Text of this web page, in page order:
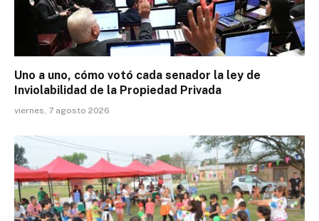
Uno a uno, cómo votó cada senador la ley de
Inviolabilidad de la Propiedad Privada
viernes, 7 agosto 2026